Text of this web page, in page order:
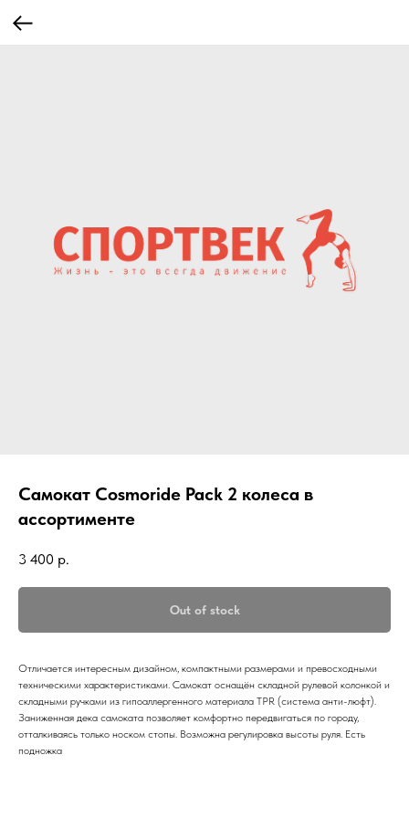
Самокат Cosmoride Pack 2 колеса в
ассортименте
3 400 р.
Out of stock
Отличается интересным дизайном, компактными размерами и превосходными
техническими характеристиками. Самокат оснащён складной рулевой колонкой и
складными ручками из гипоаллергенного материала TPR (система анти-люфт).
Заниженная дека самоката позволяет комфортно передвигаться по городу,
отталкиваясь только носком стопы. Возможна регулировка высоты руля. Есть
подножка